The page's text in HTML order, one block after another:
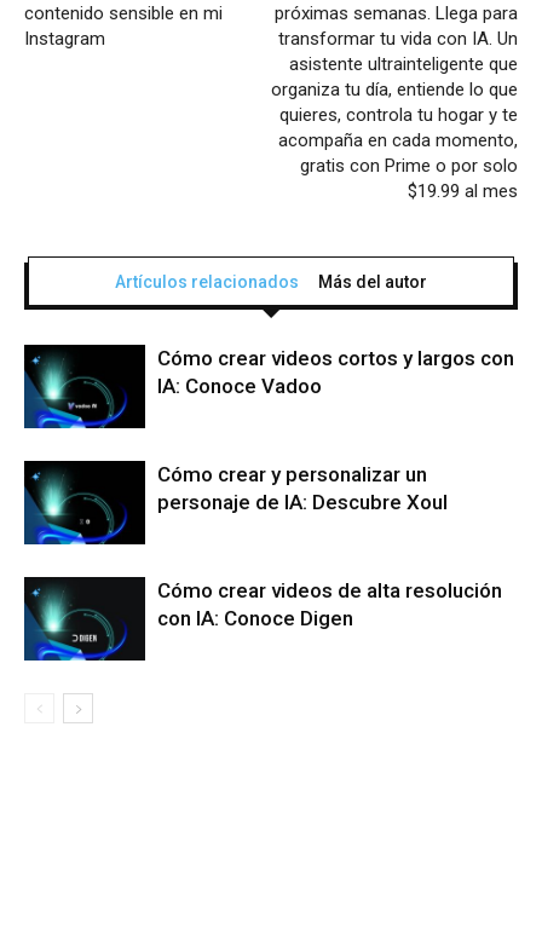
contenido sensible en mi
Instagram
próximas semanas. Llega para
transformar tu vida con IA. Un
asistente ultrainteligente que
organiza tu día, entiende lo que
quieres, controla tu hogar y te
acompaña en cada momento,
gratis con Prime o por solo
$19.99 al mes
Artículos relacionados Más del autor
Cómo crear videos cortos y largos con
IA: Conoce Vadoo
Cómo crear y personalizar un
personaje de IA: Descubre Xoul
Cómo crear videos de alta resolución
con IA: Conoce Digen